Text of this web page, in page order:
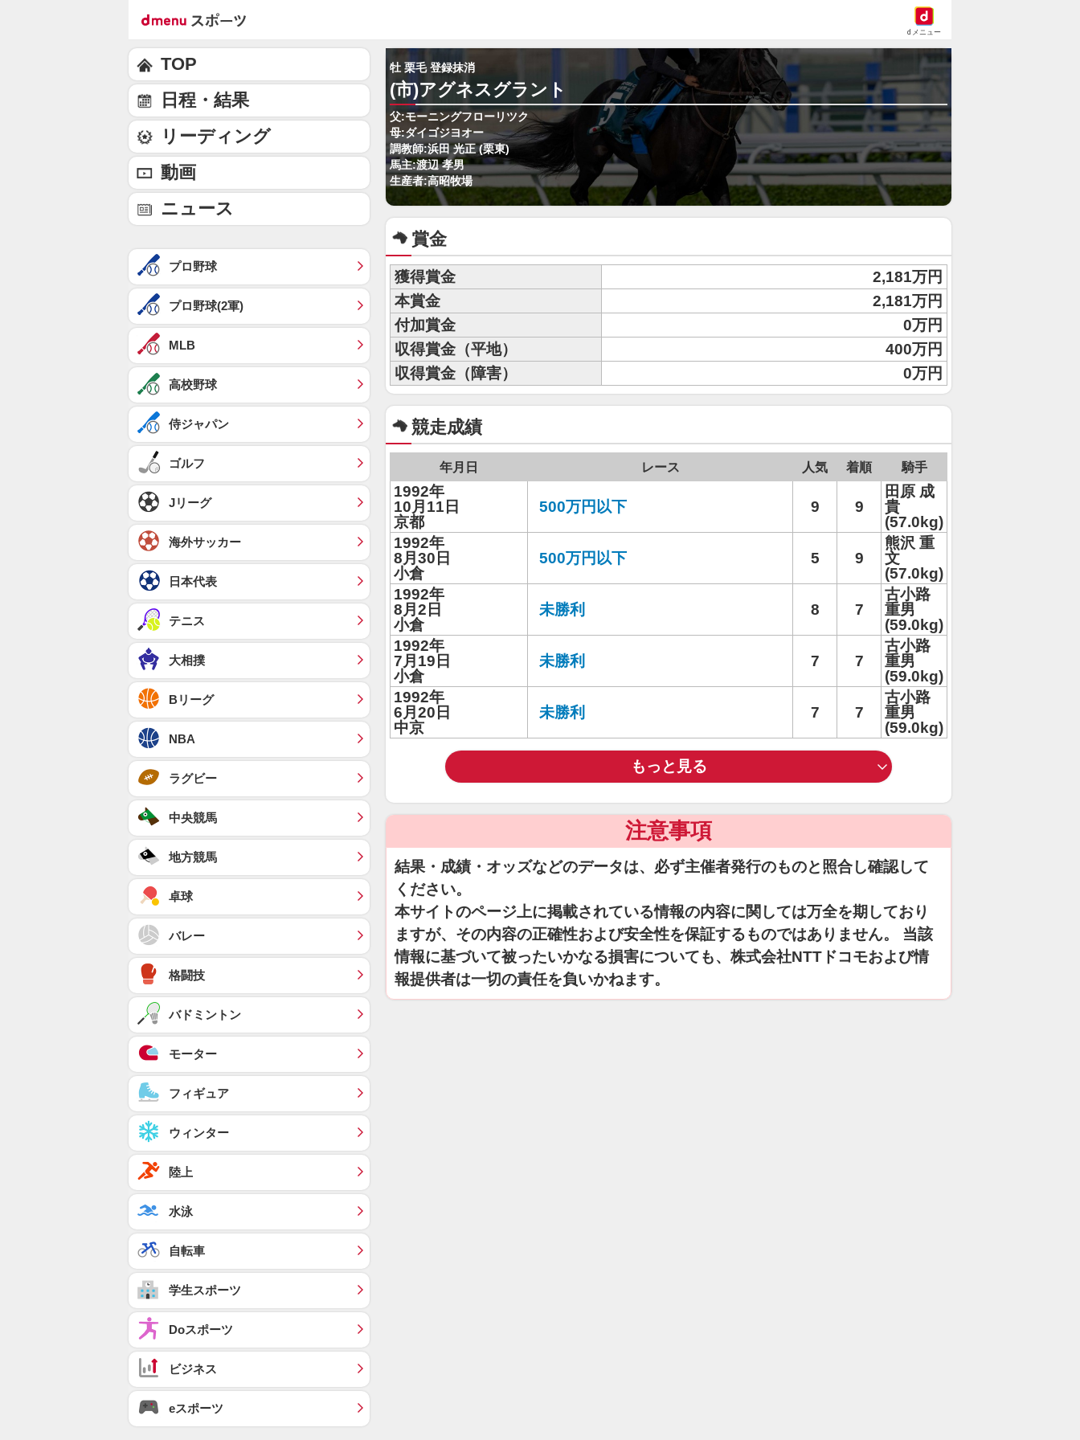
dメニュー
牡 栗毛 登録抹消
(市)アグネスグラント
父:モーニングフローリツク
母:ダイゴジヨオー
調教師:浜田 光正 (栗東)
馬主:渡辺 孝男
生産者:高昭牧場
賞金
獲得賞金
2,181万円
本賞金
2,181万円
付加賞金
0万円
収得賞金（平地）
400万円
収得賞金（障害）
0万円
競走成績
年月日 レース 人気 着順 騎手
1992年
10月11日
京都
500万円以下 9 9
田原 成
貴
(57.0kg)
1992年
8月30日
小倉
500万円以下 5 9
熊沢 重
文
(57.0kg)
1992年
8月2日
小倉
未勝利 8 7
古小路
重男
(59.0kg)
1992年
7月19日
小倉
未勝利 7 7
古小路
重男
(59.0kg)
1992年
6月20日
中京
未勝利 7 7
古小路
重男
(59.0kg)
もっと見る
注意事項
結果・成績・オッズなどのデータは、必ず主催者発行のものと照合し確認して
ください。
本サイトのページ上に掲載されている情報の内容に関しては万全を期しており
ますが、その内容の正確性および安全性を保証するものではありません。 当該
情報に基づいて被ったいかなる損害についても、株式会社NTTドコモおよび情
報提供者は一切の責任を負いかねます。
TOP
日程・結果
リーディング
動画
ニュース
プロ野球
プロ野球(2軍)
MLB
高校野球
侍ジャパン
ゴルフ
Jリーグ
海外サッカー
日本代表
テニス
大相撲
Bリーグ
NBA
ラグビー
中央競馬
地方競馬
卓球
バレー
格闘技
バドミントン
モーター
フィギュア
ウィンター
陸上
水泳
自転車
学生スポーツ
Doスポーツ
ビジネス
eスポーツ